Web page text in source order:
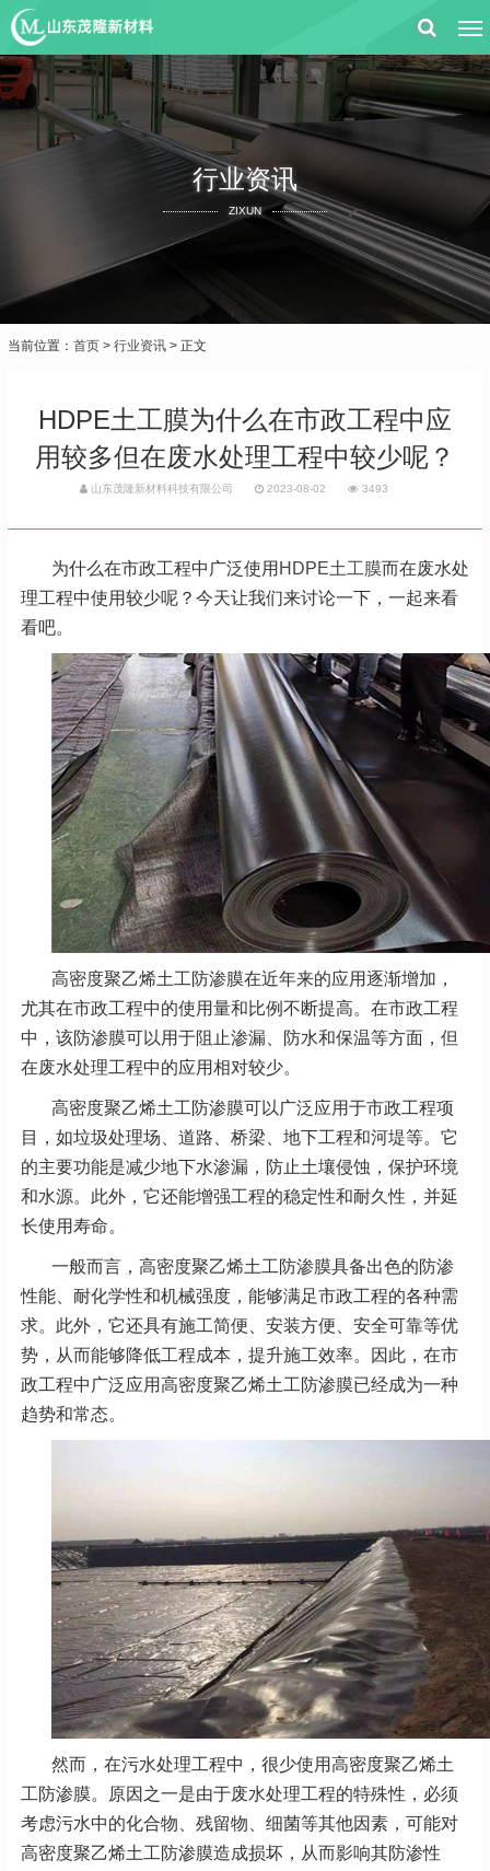
行业资讯
ZIXUN
当前位置： 首页 > 行业资讯 > 正文
HDPE土工膜为什么在市政工程中应
用较多但在废水处理工程中较少呢？
山东茂隆新材料科技有限公司 2023-08-02 3493
为什么在市政工程中广泛使用 HDPE土工膜而在废水处
理工程中使用较少呢？今天让我们来讨论一下，一起来看
看吧。
高密度聚乙烯土工防渗膜在近年来的应用逐渐增加，
尤其在市政工程中的使用量和比例不断提高。在市政工程
中，该防渗膜可以用于阻止渗漏、防水和保温等方面，但
在废水处理工程中的应用相对较少。
高密度聚乙烯土工防渗膜可以广泛应用于市政工程项
目，如垃圾处理场、道路、桥梁、地下工程和河堤等。它
的主要功能是减少地下水渗漏，防止土壤侵蚀，保护环境
和水源。此外，它还能增强工程的稳定性和耐久性，并延
长使用寿命。
一般而言，高密度聚乙烯土工防渗膜具备出色的防渗
性能、耐化学性和机械强度，能够满足市政工程的各种需
求。此外，它还具有施工简便、安装方便、安全可靠等优
势，从而能够降低工程成本，提升施工效率。因此，在市
政工程中广泛应用高密度聚乙烯土工防渗膜已经成为一种
趋势和常态。
然而，在污水处理工程中，很少使用高密度聚乙烯土
工防渗膜。原因之一是由于废水处理工程的特殊性，必须
考虑污水中的化合物、残留物、细菌等其他因素，可能对
高密度聚乙烯土工防渗膜造成损坏，从而影响其防渗性